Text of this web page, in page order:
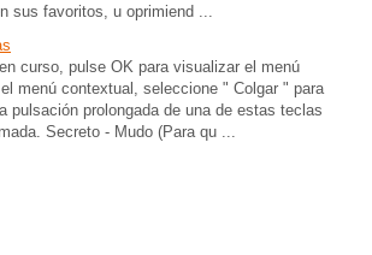
sus favoritos, u oprimiend ...
curso, pulse OK para visualizar el menú
menú contextual, seleccione " Colgar " para
pulsación prolongada de una de estas teclas
Secreto - Mudo (Para qu ...